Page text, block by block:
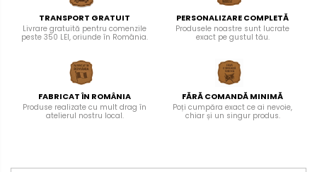
TRANSPORT GRATUIT
Livrare gratuită pentru comenzile
peste 350 LEI, oriunde în România.
PERSONALIZARE COMPLETĂ
Produsele noastre sunt lucrate
exact pe gustul tău.
FABRICAT ÎN ROMÂNIA
Produse realizate cu mult drag în
atelierul nostru local.
FĂRĂ COMANDĂ MINIMĂ
Poți cumpăra exact ce ai nevoie,
chiar și un singur produs.